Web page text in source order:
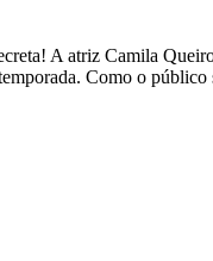
A atriz Camila
Como o